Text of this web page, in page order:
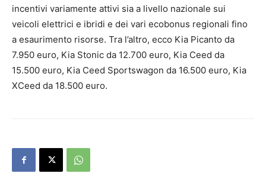
incentivi variamente attivi sia a livello nazionale sui
veicoli elettrici e ibridi e dei vari ecobonus regionali fino
a esaurimento risorse. Tra l’altro, ecco Kia Picanto da
7.950 euro, Kia Stonic da 12.700 euro, Kia Ceed da
15.500 euro, Kia Ceed Sportswagon da 16.500 euro, Kia
XCeed da 18.500 euro.